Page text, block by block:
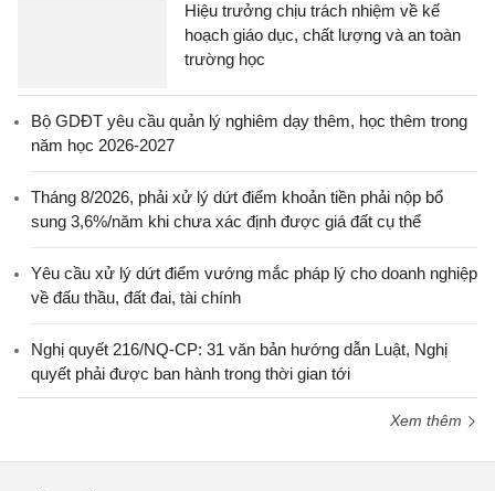
Hiệu trưởng chịu trách nhiệm về kế
hoạch giáo dục, chất lượng và an toàn
trường học
Bộ GDĐT yêu cầu quản lý nghiêm dạy thêm, học thêm trong
năm học 2026-2027
Tháng 8/2026, phải xử lý dứt điểm khoản tiền phải nộp bổ
sung 3,6%/năm khi chưa xác định được giá đất cụ thể
Yêu cầu xử lý dứt điểm vướng mắc pháp lý cho doanh nghiệp
về đấu thầu, đất đai, tài chính
Nghị quyết 216/NQ-CP: 31 văn bản hướng dẫn Luật, Nghị
quyết phải được ban hành trong thời gian tới
Xem thêm